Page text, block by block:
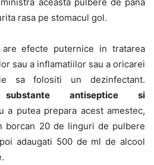
rasa pe stomacul gol.
efecte puternice in tratarea
sau a inflamatiilor sau a oricarei
sa folositi un dezinfectant.
antiseptice si
a putea prepara acest amestec,
borcan 20 de linguri de pulbere
adaugati 500 de ml de alcool